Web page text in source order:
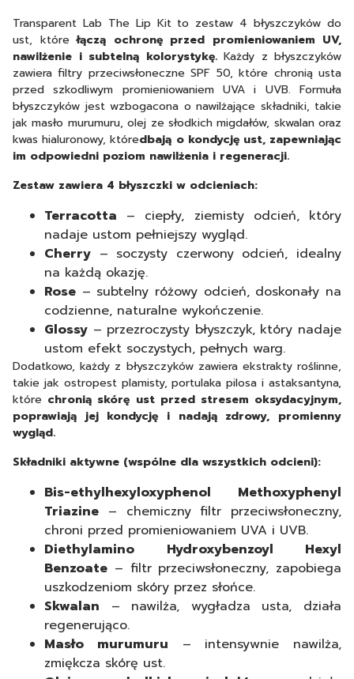
Transparent Lab The Lip Kit to zestaw 4 błyszczyków do
ust, którełączą ochronę przed promieniowaniem UV,
nawilżenie i subtelną kolorystykę. Każdy z błyszczyków
zawiera filtry przeciwsłoneczne SPF 50, które chronią usta
przed szkodliwym promieniowaniem UVA i UVB. Formuła
błyszczyków jest wzbogacona o nawilżające składniki, takie
jak masło murumuru, olej ze słodkich migdałów, skwalan oraz
kwas hialuronowy, któredbają o kondycję ust, zapewniając
im odpowiedni poziom nawilżenia i regeneracji.
Zestaw zawiera 4 błyszczki w odcieniach:
Terracotta – ciepły, ziemisty odcień, który
nadaje ustom pełniejszy wygląd.
Cherry – soczysty czerwony odcień, idealny
na każdą okazję.
Rose – subtelny różowy odcień, doskonały na
codzienne, naturalne wykończenie.
Glossy – przezroczysty błyszczyk, który nadaje
ustom efekt soczystych, pełnych warg.
Dodatkowo, każdy z błyszczyków zawiera ekstrakty roślinne,
takie jak ostropest plamisty, portulaka pilosa i astaksantyna,
które chronią skórę ust przed stresem oksydacyjnym,
poprawiają jej kondycję i nadają zdrowy, promienny
wygląd.
Składniki aktywne (wspólne dla wszystkich odcieni):
Bis-ethylhexyloxyphenol Methoxyphenyl
Triazine – chemiczny filtr przeciwsłoneczny,
chroni przed promieniowaniem UVA i UVB.
Diethylamino Hydroxybenzoyl Hexyl
Benzoate – filtr przeciwsłoneczny, zapobiega
uszkodzeniom skóry przez słońce.
Skwalan – nawilża, wygładza usta, działa
regenerująco.
Masło murumuru – intensywnie nawilża,
zmiękcza skórę ust.